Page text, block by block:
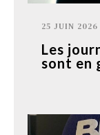
25 JUIN 2026
Les
sont en